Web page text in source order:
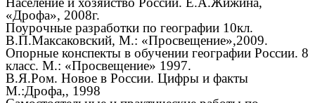
«Дрофа», 2008г.
Поурочные разработки по географии 10кл.
В.П.Максаковский, М.: «Просвещение»,2009.
Опорные конспекты в обучении географии России. 8
класс. М.: «Просвещение» 1997.
В.Я.Ром. Новое в России. Цифры и факты
М.:Дрофа,, 1998